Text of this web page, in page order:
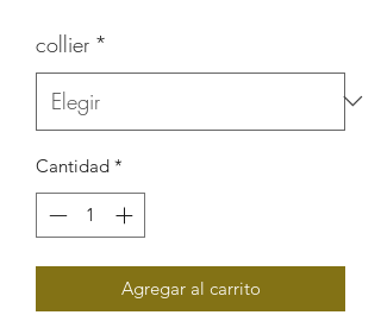
collier *
Cantidad *
Agregar al carrito